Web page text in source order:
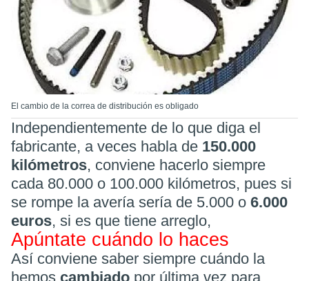
El cambio de la correa de distribución es obligado
Independientemente de lo que diga el
fabricante, a veces habla de 150.000
kilómetros, conviene hacerlo siempre
cada 80.000 o 100.000 kilómetros, pues si
se rompe la avería sería de 5.000 o 6.000
euros, si es que tiene arreglo,
Apúntate cuándo lo haces
Así conviene saber siempre cuándo la
hemos cambiado por última vez para